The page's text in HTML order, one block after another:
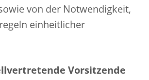
von der Notwendigkeit,
einheitlicher
Vorsitzende